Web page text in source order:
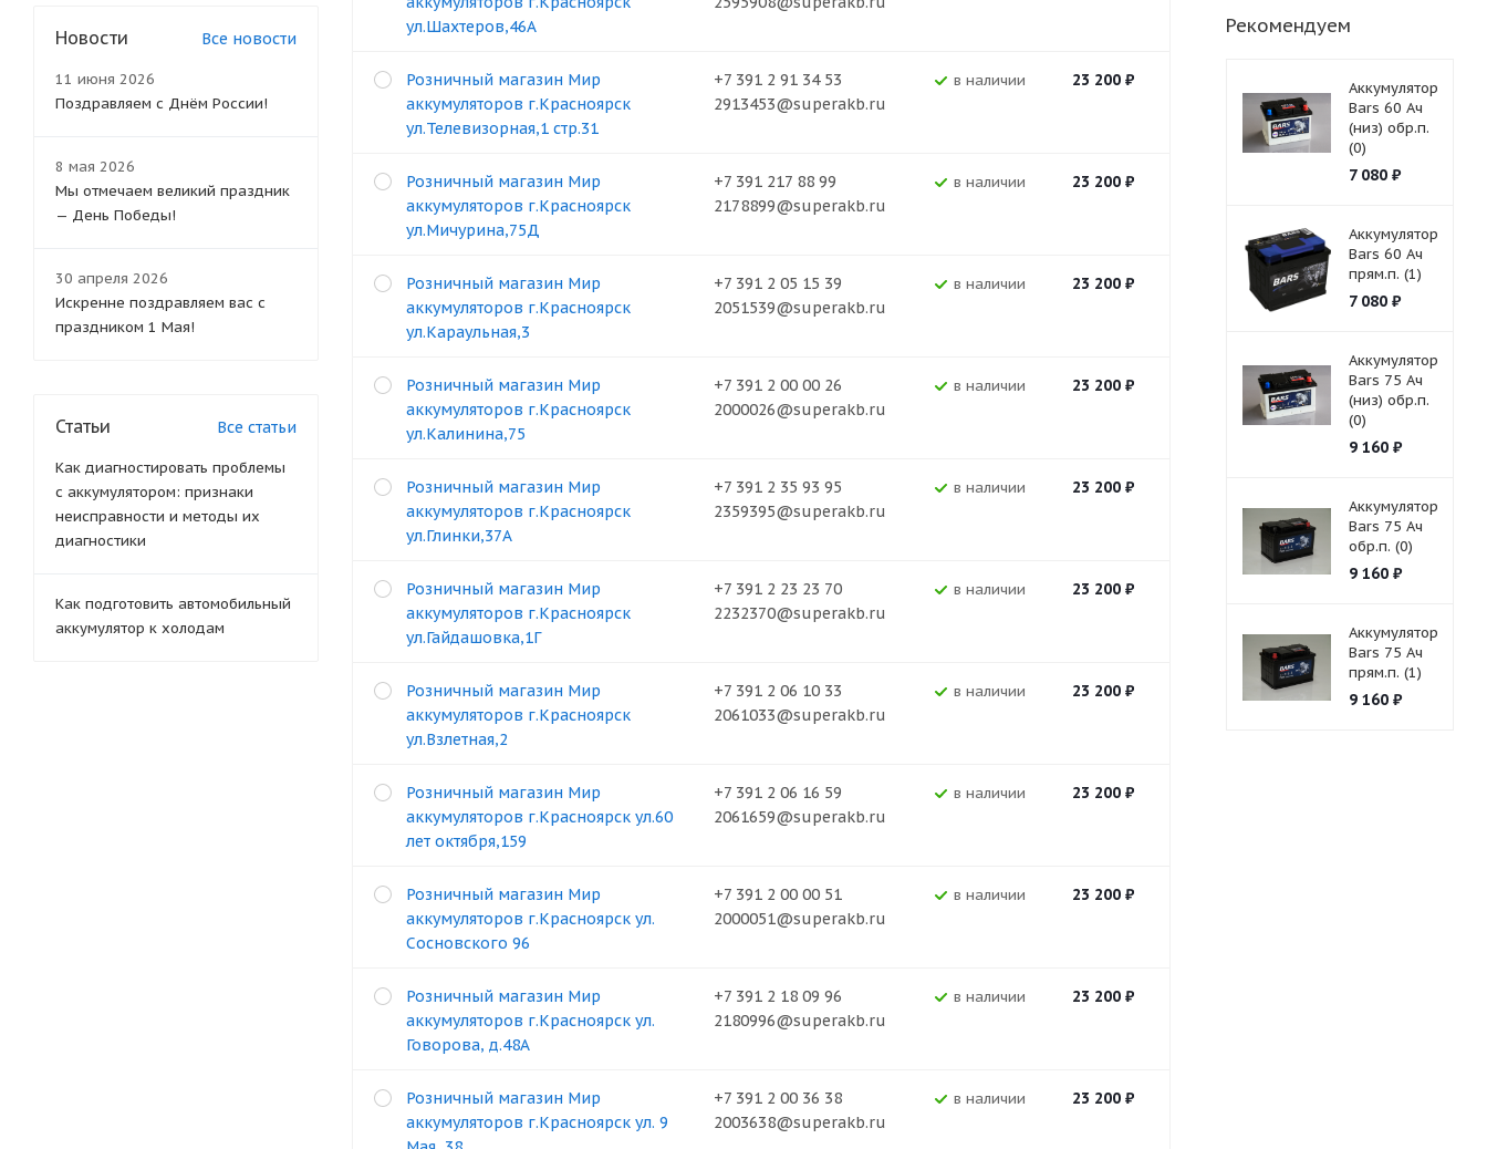
ул.Шахтеров,46А
+7 391 2 91 34 53
2913453@superakb.ru
В наличии 23 200₽
Розничный магазин Мир
аккумуляторов г.Красноярск
ул.Телевизорная,1 стр.31
+7 391 217 88 99
2178899@superakb.ru
В наличии 23 200₽
Розничный магазин Мир
аккумуляторов г.Красноярск
ул.Мичурина,75Д
+7 391 2 05 15 39
2051539@superakb.ru
В наличии 23 200₽
Розничный магазин Мир
аккумуляторов г.Красноярск
ул.Караульная,3
+7 391 2 00 00 26
2000026@superakb.ru
В наличии 23 200₽
Розничный магазин Мир
аккумуляторов г.Красноярск
ул.Калинина,75
+7 391 2 35 93 95
2359395@superakb.ru
В наличии 23 200₽
Розничный магазин Мир
аккумуляторов г.Красноярск
ул.Глинки,37А
+7 391 2 23 23 70
2232370@superakb.ru
В наличии 23 200₽
Розничный магазин Мир
аккумуляторов г.Красноярск
ул.Гайдашовка,1Г
+7 391 2 06 10 33
2061033@superakb.ru
В наличии 23 200₽
Розничный магазин Мир
аккумуляторов г.Красноярск
ул.Взлетная,2
+7 391 2 06 16 59
2061659@superakb.ru
В наличии 23 200₽
Розничный магазин Мир
аккумуляторов г.Красноярск ул.60
лет октября,159
+7 391 2 00 00 51
2000051@superakb.ru
В наличии 23 200₽
Розничный магазин Мир
аккумуляторов г.Красноярск ул.
Сосновского 96
+7 391 2 18 09 96
2180996@superakb.ru
В наличии 23 200₽
Розничный магазин Мир
аккумуляторов г.Красноярск ул.
Говорова, д.48А
+7 391 2 00 36 38
2003638@superakb.ru
В наличии 23 200₽
Розничный магазин Мир
аккумуляторов г.Красноярск ул. 9
Рекомендуем
Аккумулятор
Bars 60 Ач
(низ) обр.п.
(0)
7 080₽
Аккумулятор
Bars 60 Ач
прям.п. (1)
7 080₽
Аккумулятор
Bars 75 Ач
(низ) обр.п.
(0)
9 160₽
Аккумулятор
Bars 75 Ач
обр.п. (0)
9 160₽
Аккумулятор
Bars 75 Ач
прям.п. (1)
9 160₽
Новости Все новости
11 июня 2026
Поздравляем с Днём России!
8 мая 2026
Мы отмечаем великий праздник
— День Победы!
30 апреля 2026
Искренне поздравляем вас с
праздником 1 Мая!
Статьи Все статьи
Как диагностировать проблемы
с аккумулятором: признаки
неисправности и методы их
диагностики
Как подготовить автомобильный
аккумулятор к холодам